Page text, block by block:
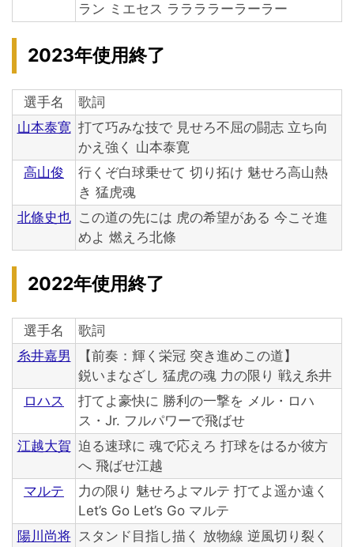
ラン ミエセス ララララーラーラー
2023年使用終了
選手名
歌詞
山本泰寛 打て巧みな技で 見せろ不屈の闘志 立ち向
かえ強く 山本泰寛
高山俊
行くぞ白球乗せて 切り拓け 魅せろ高山熱
き 猛虎魂
北條史也 この道の先には 虎の希望がある 今こそ進
めよ 燃えろ北條
2022年使用終了
選手名
歌詞
糸井嘉男
【前奏：輝く栄冠 突き進めこの道】
鋭いまなざし 猛虎の魂 力の限り 戦え糸井
ロハス
打てよ豪快に 勝利の一撃を メル・ロハ
ス・Jr. フルパワーで飛ばせ
江越大賀 迫る速球に 魂で応えろ 打球をはるか彼方
へ 飛ばせ江越
マルテ
力の限り 魅せろよマルテ 打てよ遥か遠く
Let’s Go Let’s Go マルテ
陽川尚将 スタンド目指し描く 放物線 逆風切り裂く